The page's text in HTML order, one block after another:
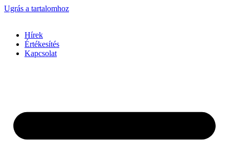
Ugrás a tartalomhoz
Hírek
Értékesítés
Kapcsolat